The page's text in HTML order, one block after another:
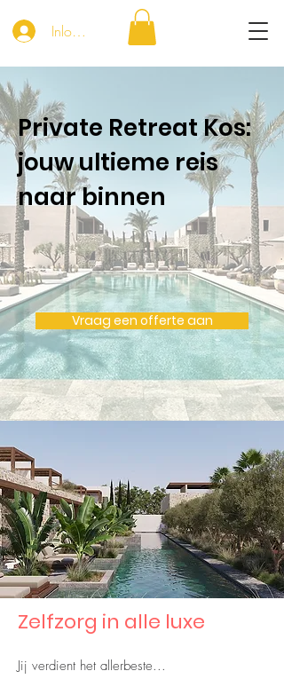
Inloggen
Private Retreat Kos:
jouw ultieme reis
naar binnen
Vraag een offerte aan
Zelfzorg in alle luxe
Jij verdient het allerbeste...